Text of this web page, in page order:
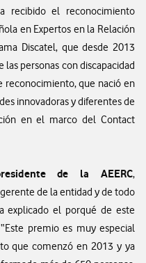
recibido el reconocimiento
en Expertos en la Relación
Discatel, que desde 2013
personas con discapacidad
reconocimiento, que nació en
innovadoras y diferentes de
en el marco del Contact
de la AEERC,
de la entidad y de todo
explicado el porqué de este
premio es muy especial
que comenzó en 2013 y ya